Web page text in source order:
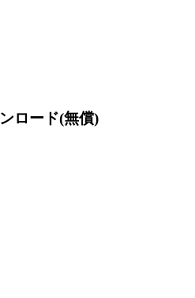
ロード(無償)